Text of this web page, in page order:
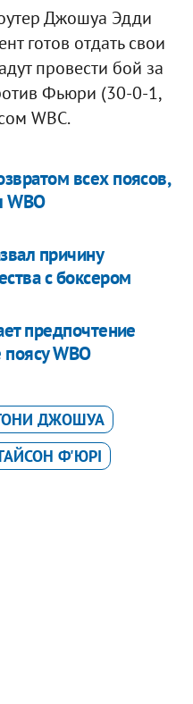
Джошуа Эдди
готов отдать свои
провести бой за
Фьюри (30-0-1,
WBС.
всех поясов,
WBO
причину
с боксером
предпочтение
WBO
ДЖОШУА
Ф'ЮРІ